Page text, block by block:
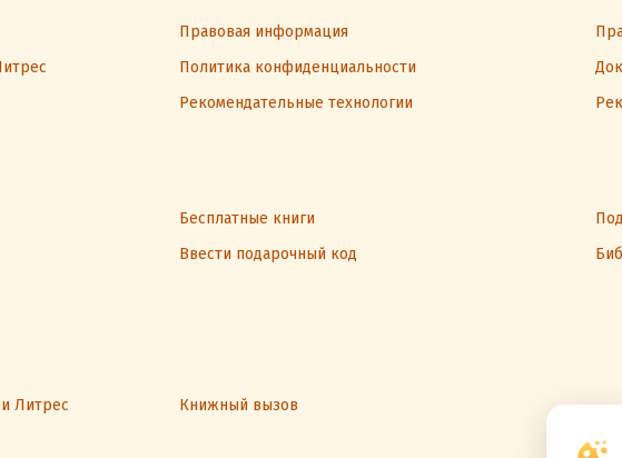
Правовая информация
Политика конфиденциальности
Рекомендательные технологии
Бесплатные книги
Ввести подарочный код
Литрес Книжный вызов